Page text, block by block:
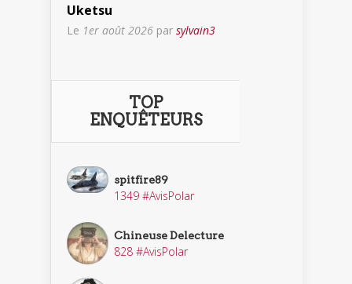
Uketsu
Le 1er août 2026 par sylvain3
TOP
ENQUÊTEURS
spitfire89
1349 #AvisPolar
Chineuse Delecture
828 #AvisPolar